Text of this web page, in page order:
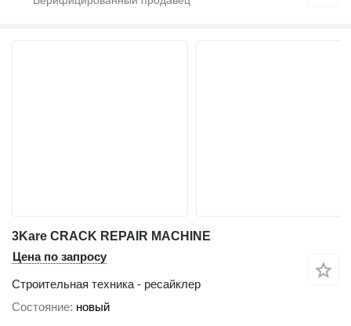
3Kare CRACK REPAIR MACHINE
Цена по запросу
Строительная техника - ресайклер
Состояние новый